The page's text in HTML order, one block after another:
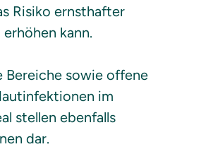
Risiko ernsthafter
kann.
Bereiche sowie offene
im
stellen ebenfalls
dar.